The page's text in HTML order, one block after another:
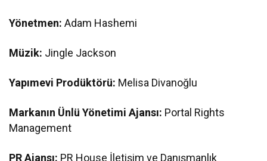
Yönetmen: Adam Hashemi
Müzik: Jingle Jackson
Yapımevi Prodüktörü: Melisa Divanoğlu
Markanın Ünlü Yönetimi Ajansı: Portal Rights
Management
PR Ajansı: PR House İletişim ve Danışmanlık